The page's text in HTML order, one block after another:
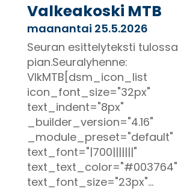
Valkeakoski MTB
maanantai 25.5.2026
Seuran esittelyteksti tulossa
pian.Seuralyhenne:
VlkMTB[dsm_icon_list
icon_font_size="32px"
text_indent="8px"
_builder_version="4.16"
_module_preset="default"
text_font="|700|||||||"
text_text_color="#003764"
text_font_size="23px"...